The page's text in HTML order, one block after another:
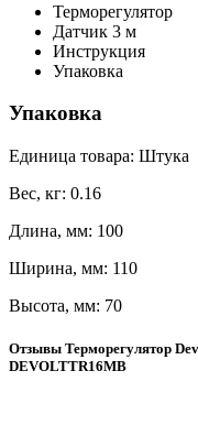
Терморегулятор
Датчик 3 м
Инструкция
Упаковка
Упаковка
Единица товара: Штука
Вес, кг: 0.16
Длина, мм: 100
Ширина, мм: 110
Высота, мм: 70
Отзывы Терморегулятор
DEVOLTTR16MB